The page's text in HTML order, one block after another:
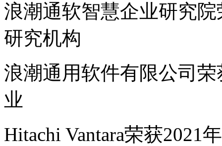
浪潮通软智慧企业研究
研究机构
浪潮通用软件有限公司
业
Hitachi Vantara荣获2021